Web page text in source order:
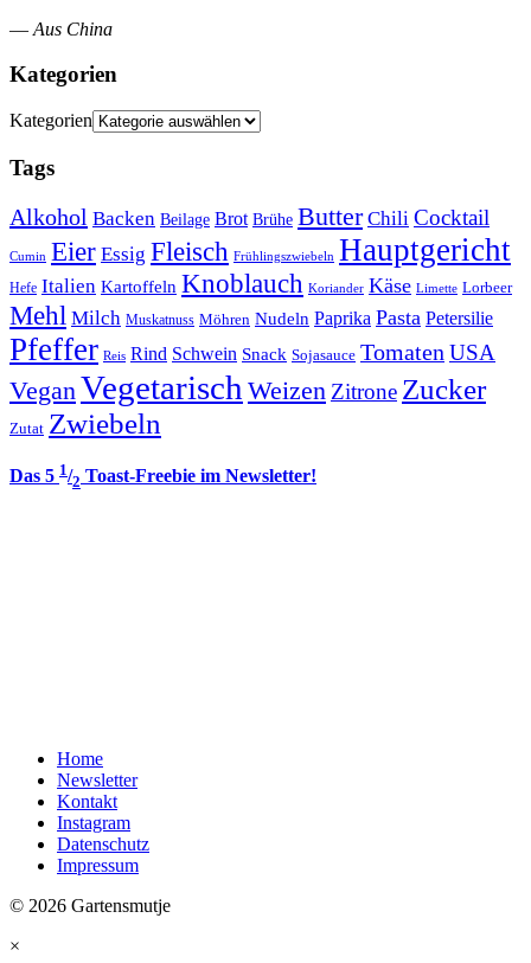
— Aus China
Kategorien
Kategorien
Tags
Alkohol Backen Beilage Brot Brühe Butter Chili Cocktail
Cumin Eier Essig Fleisch Frühlingszwiebeln Hauptgericht
Hefe Italien Kartoffeln Knoblauch Koriander Käse Limette Lorbeer
Mehl Milch Muskatnuss Möhren Nudeln Paprika Pasta Petersilie
Pfeffer Reis Rind Schwein Snack Sojasauce Tomaten USA
VeganVegetarisch Weizen Zitrone Zucker
Zutat Zwiebeln
Das 5 1/2 Toast-Freebie im Newsletter!
Home
Newsletter
Kontakt
Instagram
Datenschutz
Impressum
© 2026 Gartensmutje
×